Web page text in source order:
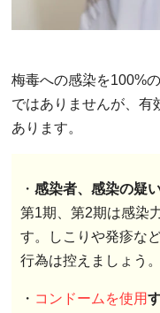
梅毒への感染を100%
ではありませんが、有
あります。
・ 感染者、感染の疑
第1期、第2期は感染
す。しこりや発疹な
行為は控えましょう。
・ コンドームを使用